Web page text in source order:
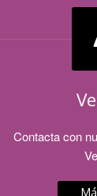
Contacta con